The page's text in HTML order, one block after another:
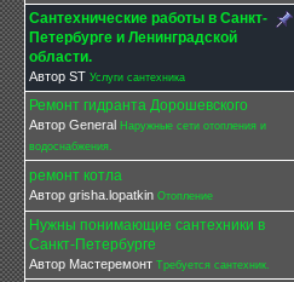
Сантехнические работы в Санкт-
Петербурге и Ленинградской
области.
Автор ST Услуги сантехника
Ремонт гидранта Дорошевского
Автор General Наружные сети отопления и
водоснабжения.
ремонт котла
Автор grisha.lopatkin Отопление
Нужны понимающие сантехники в
Санкт-Петербурге
Автор Мастеремонт Требуется сантехник.